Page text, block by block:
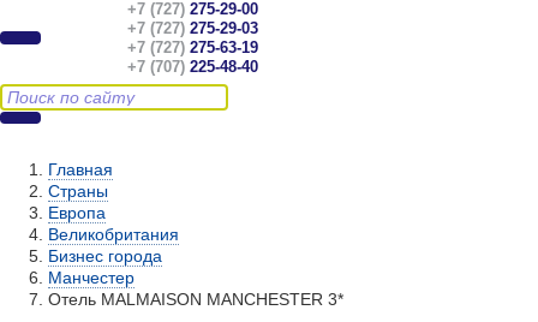
+7 (727) 275-29-00
+7 (727) 275-29-03
+7 (727) 275-63-19
+7 (707) 225-48-40
Главная
Страны
Европа
Великобритания
Бизнес города
Манчестер
Отель MALMAISON MANCHESTER 3*